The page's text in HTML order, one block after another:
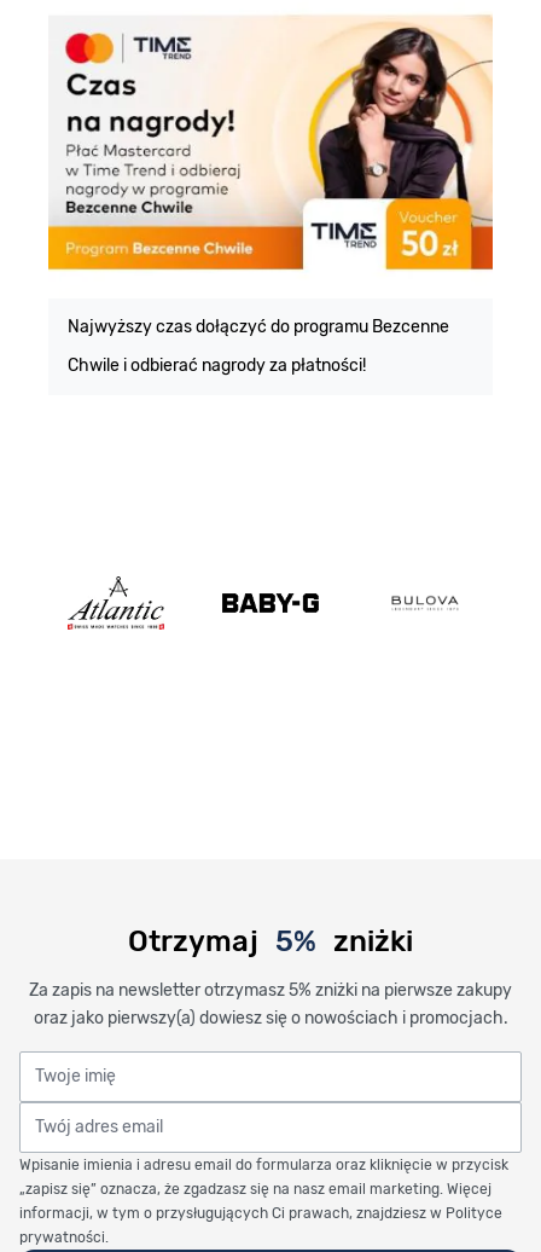
Najwyższy czas dołączyć do programu Bezcenne
Chwile i odbierać nagrody za płatności!
Otrzymaj 5% zniżki
Za zapis na newsletter otrzymasz 5% zniżki na pierwsze zakupy
oraz jako pierwszy(a) dowiesz się o nowościach i promocjach.
Twoje imię
Twój adres email
Wpisanie imienia i adresu email do formularza oraz kliknięcie w przycisk
„zapisz się” oznacza, że zgadzasz się na nasz email marketing. Więcej
informacji, w tym o przysługujących Ci prawach, znajdziesz w Polityce
prywatności.